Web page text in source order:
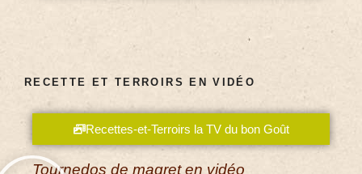
RECETTE ET TERROIRS EN VIDÉO
Recettes-et-Terroirs la TV du bon Goût
Tournedos de magret en vidéo